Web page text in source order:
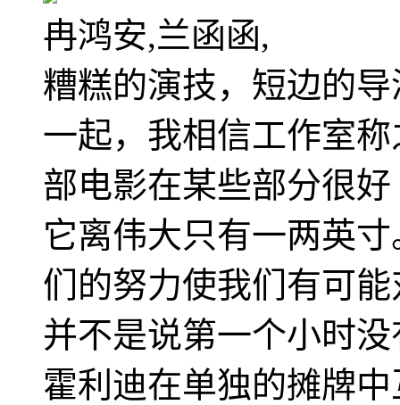
冉鸿安,兰函函,
糟糕的演技，短边的
一起，我相信工作室
部电影在某些部分很
它离伟大只有一两英
们的努力使我们有可
并不是说第一个小时
霍利迪在单独的摊牌